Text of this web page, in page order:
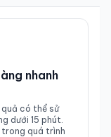
nhanh
có thể sử
dưới 15 phút.
trong quá trình